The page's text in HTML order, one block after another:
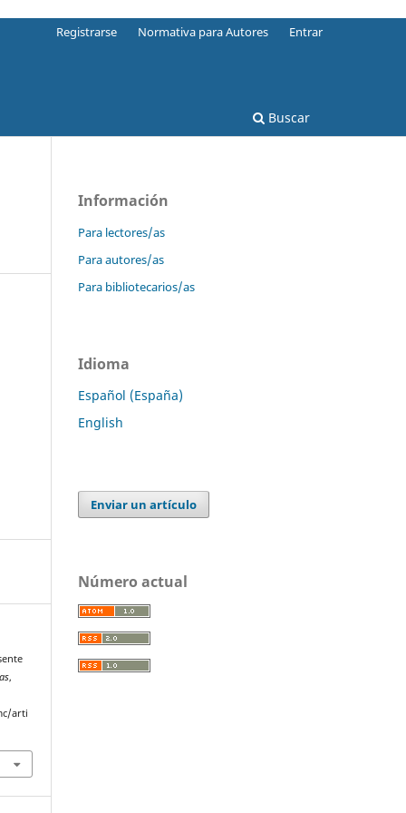
Buscar
Registrarse Normativa para Autores Entrar
,
arti
Información
Para lectores/as
Para autores/as
Para bibliotecarios/as
Idioma
Español (España)
English
Enviar un artículo
Número actual